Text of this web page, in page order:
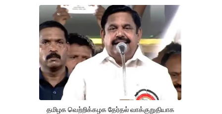
தமிழக வெற்றிக்கழக தேர்தல் வாக்குறுதியாக